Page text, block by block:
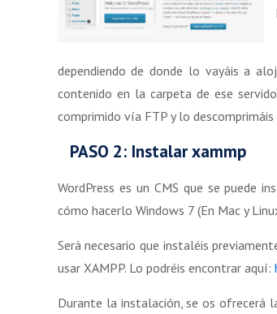
dependiendo de donde lo vayáis a
contenido en la carpeta de ese
comprimido vía FTP y lo descomprimáis
PASO 2: Instalar xammp
WordPress es un CMS que se puede
cómo hacerlo Windows 7 (En Mac y
Será necesario que instaléis
usar XAMPP. Lo podréis encontrar aquí:
Durante la instalación, se os ofrecerá